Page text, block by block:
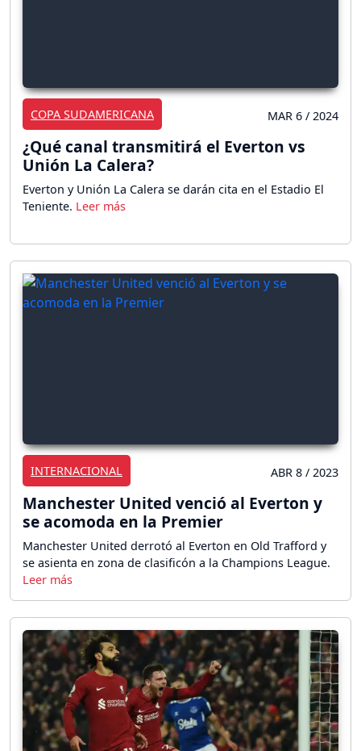
COPA SUDAMERICANA MAR 6 / 2024
¿Qué canal transmitirá el Everton vs
Unión La Calera?
Everton y Unión La Calera se darán cita en el Estadio El
Teniente.
INTERNACIONAL ABR 8 / 2023
Manchester United venció al Everton y
se acomoda en la Premier
Manchester United derrotó al Everton en Old Trafford y
se asienta en zona de clasificón a la Champions League.